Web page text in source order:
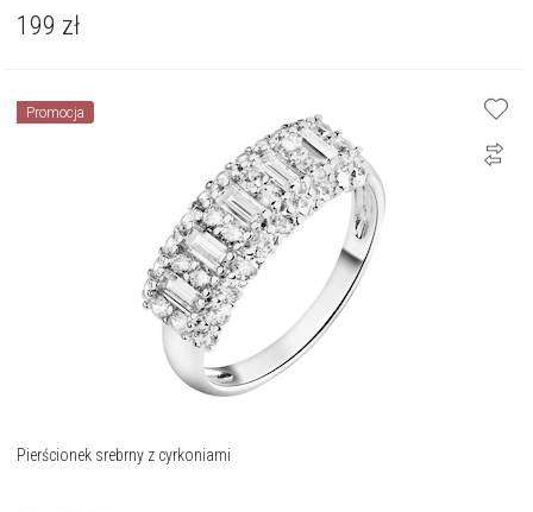
199 zł
Promocja
Pierścionek srebrny z cyrkoniami